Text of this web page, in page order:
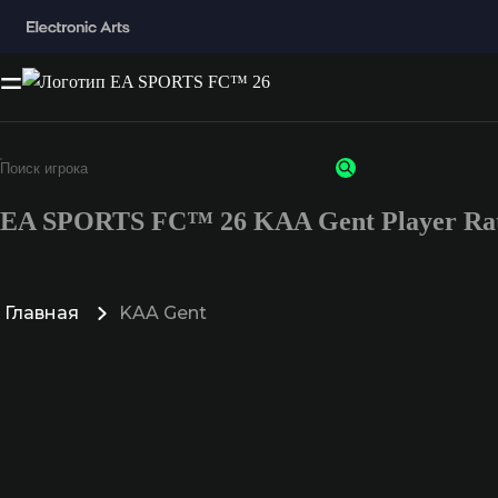
EA SPORTS FC™ 26 KAA Gent Player
Главная KAA Gent